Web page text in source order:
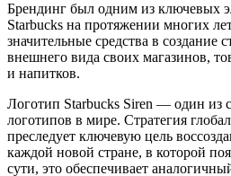
Брендинг был одним из ключевых
Starbucks на протяжении многих
значительные средства в создание
внешнего вида своих магазинов,
и напитков.
Логотип Starbucks Siren — один из
логотипов в мире. Стратегия
преследует ключевую цель
каждой новой стране, в которой
сути, это обеспечивает